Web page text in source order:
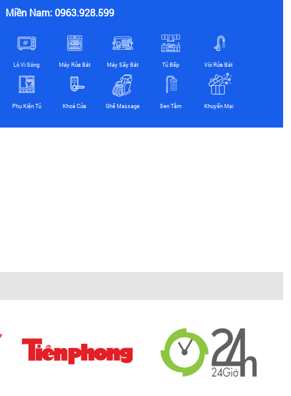
Miền Nam: 0963.928.599
Lò Vi Sóng Máy Rửa Bát Máy Sấy Bát Tủ Bếp Vòi Rửa Bát
Phụ Kiện Tủ Khoá Cửa Ghế Massage Sen Tắm Khuyến Mại